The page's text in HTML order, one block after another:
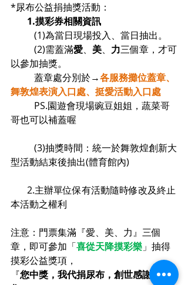
*尿布公益捐抽獎活動：
1.摸彩券相關資訊
          (1)為當日現場投入、當日抽出。
          (2)需蓋滿
愛、 美、 力三個章，才可
以參加抽獎。
          蓋章處分別於→
各服務攤位蓋章、
舞敦煌表演入口處、挺愛活動入口處
哥也可以補蓋喔
型活動結束後抽出(體育館內)
本活動之權利
注意：門票集滿『愛、美、力』三個
章，即可參加「喜從天降摸彩樂 」抽得
摸彩公益獎項，
『您中獎，我代捐尿布，創世感謝